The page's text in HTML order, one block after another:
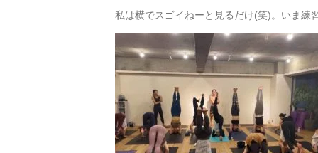
私は横でスゴイねーと見るだけ(笑)。いま練